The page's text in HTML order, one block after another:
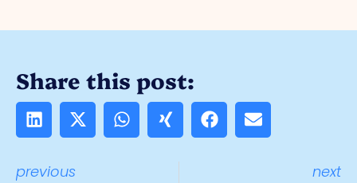
Share this post:
previous
next